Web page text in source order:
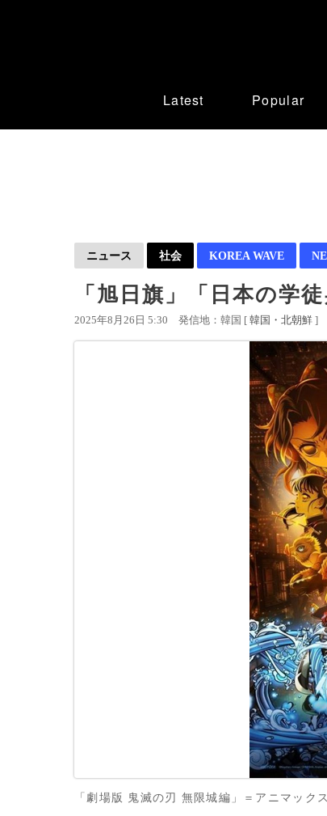
Latest Popular
ニュース 社会 KOREA WAVE
「旭日旗」「日本の学
2025年8月26日 5:30 発信地：韓国 [ 韓国・北朝鮮 ]
「劇場版 鬼滅の刃 無限城編」＝アニマッ